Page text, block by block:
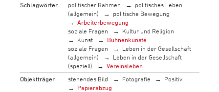
Schlagwörter
politischer Rahmen
politisches Leben
(allgemein)
politische Bewegung
Arbeiterbewegung
soziale Fragen
Kultur und Religion
Kunst
Bühnenkünste
soziale Fragen
Leben in der Gesellschaft
(allgemein)
Leben in der Gesellschaft
(speziell)
Vereinsleben
Objektträger
stehendes Bild Fotografie
Positiv
Papierabzug